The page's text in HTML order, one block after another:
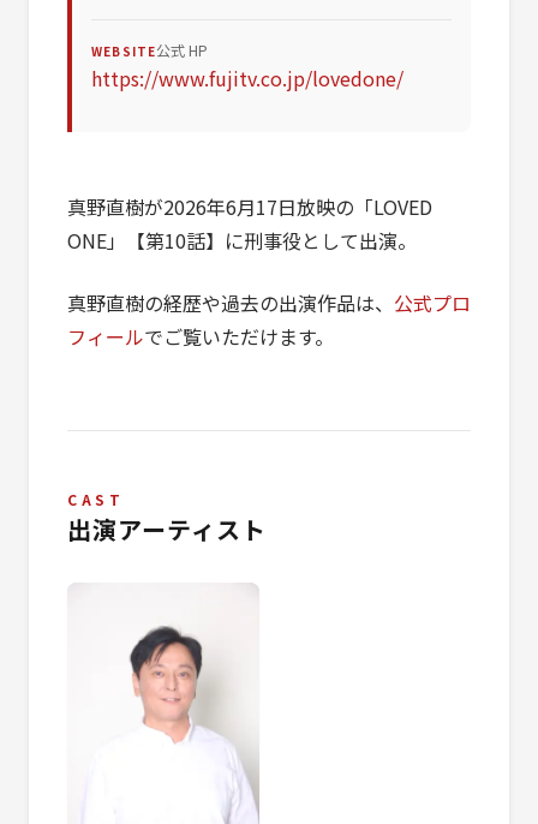
WEBSITE公式 HP
https://www.fujitv.co.jp/lovedone/
真野直樹が2026年6月17日放映の「LOVED
ONE」【第10話】に刑事役として出演。
真野直樹の経歴や過去の出演作品は、 公式プロ
フィールでご覧いただけます。
CAST
出演アーティスト